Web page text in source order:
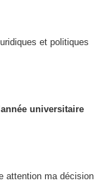
et politiques
universitaire
attention ma décision